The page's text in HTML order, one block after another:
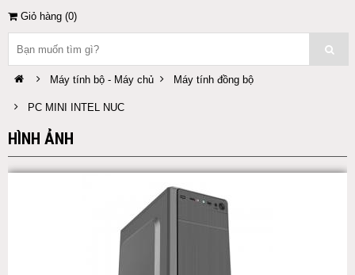
Giỏ hàng (0)
Máy tính bộ - Máy chủ Máy tính đồng bộ
PC MINI INTEL NUC
HÌNH ẢNH